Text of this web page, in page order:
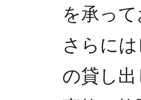
を承って
さらに
の貸し